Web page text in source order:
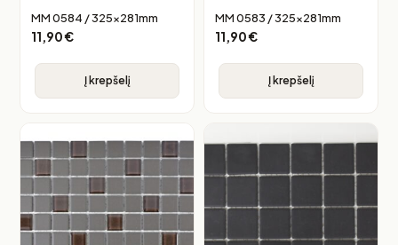
MM 0584 / 325x281mm
11,90€
Į krepšelį
MM 0583 / 325x281mm
11,90€
Į krepšelį